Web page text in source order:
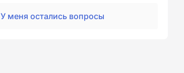
У меня остались вопросы